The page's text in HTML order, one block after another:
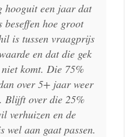
hooguit een jaar dat
beseffen hoe groot
is tussen vraagprijs
en dat die gek
komt. Die 75%
over 5+ jaar weer
Blijft over die 25%
verhuizen en de
wel aan gaat passen.